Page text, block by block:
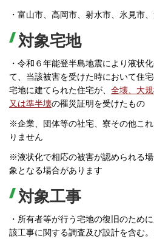
・富山市、高岡市、射水市、氷見市
対象宅地
・令和６年能登半島地震により液状
て、当該被害を受けた時において住
宅地に建てられた住宅が、 全壊、大
又は準半壊の罹災証明を受けたもの
※企業、団体等の社宅、寮その他こ
りません
※液状化で相応の被害が認められる
象となる場合があります
対象工事
・所有者等が行う宅地の復旧のため
該工事に関する調査及び設計を含む。